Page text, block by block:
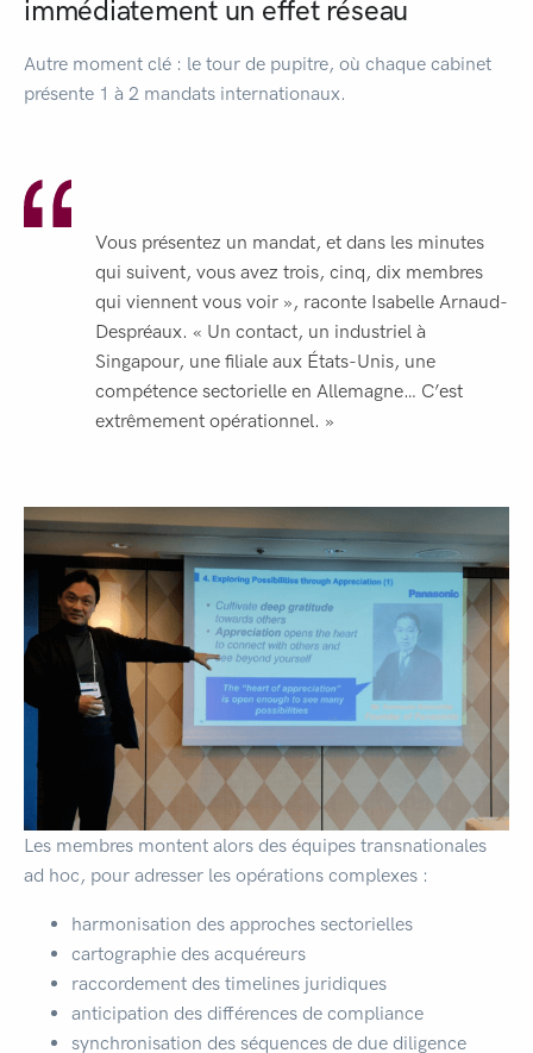
immédiatement un effet réseau
Autre moment clé : le tour de pupitre, où chaque cabinet
présente 1 à 2 mandats internationaux.
Vous présentez un mandat, et dans les minutes
qui suivent, vous avez trois, cinq, dix membres
qui viennent vous voir », raconte Isabelle Arnaud-
Despréaux. « Un contact, un industriel à
Singapour, une filiale aux États-Unis, une
compétence sectorielle en Allemagne… C’est
extrêmement opérationnel. »
Les membres montent alors des équipes transnationales
ad hoc, pour adresser les opérations complexes :
harmonisation des approches sectorielles
cartographie des acquéreurs
raccordement des timelines juridiques
anticipation des différences de compliance
synchronisation des séquences de due diligence